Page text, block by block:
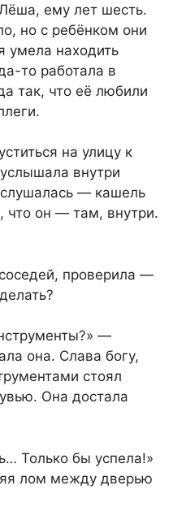
ему лет шесть.
но с ребёнком они
умела находить
то работала в
так, что её любили
на улицу к
внутри
— кашель
что он — там, внутри.
проверила —
—
она. Слава богу,
стоял
Она достала
Только бы успела!»
лом между дверью